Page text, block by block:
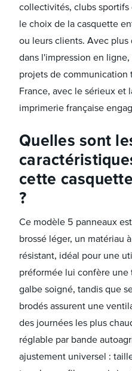
collectivités, clubs
le choix de la casquette
ou leurs clients. Avec
dans l'impression en
projets de
France, avec le sérieux et
imprimerie française
Quelles sont
cette
?
Ce modèle 5 panneaux
brossé léger, un matériau
résistant, idéal pour une
préformée lui confère
galbe soigné, tandis que
brodés assurent une
des journées les plus
réglable par bande
ajustement universel :